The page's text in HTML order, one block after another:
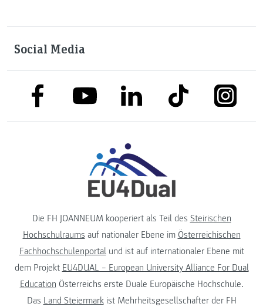
Social Media
link to facebooklink to youtubelink to linkedinlink to tiktok
Die FH JOANNEUM kooperiert als Teil des Steirischen
Hochschulraums auf nationaler Ebene im Österreichischen
Fachhochschulenportalund ist auf internationaler Ebene mit
dem Projekt EU4DUAL – European University Alliance For Dual
Education Österreichs erste Duale Europäische Hochschule.
Das Land Steiermarkist Mehrheitsgesellschafter der FH